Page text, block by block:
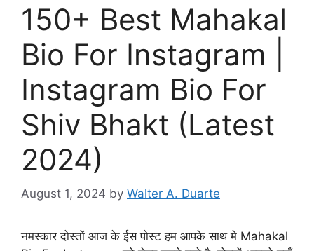
150+ Best Mahakal
Bio For Instagram |
Instagram Bio For
Shiv Bhakt (Latest
2024)
August 1, 2024 by Walter A. Duarte
नमस्कार दोस्तों आज के ईस पोस्ट हम आपके साथ मे Mahakal